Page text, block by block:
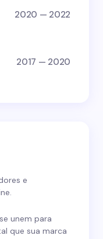
2020 — 2022
2017 — 2020
e
unem para
que sua marca